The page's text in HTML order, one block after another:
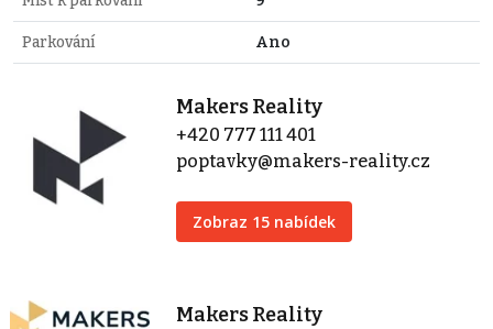
Parkování Ano
Makers Reality
+420 777 111 401
poptavky@makers-reality.cz
Zobraz 15 nabídek
Makers Reality